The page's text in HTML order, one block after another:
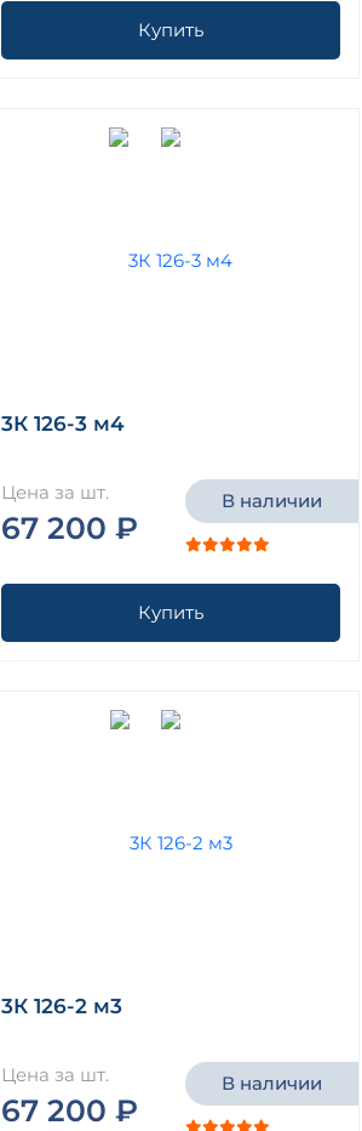
Купить
3К 126-3 м4
Цена за шт.
67 200 ₽
В наличии
Купить
3К 126-2 м3
Цена за шт.
67 200 ₽
В наличии